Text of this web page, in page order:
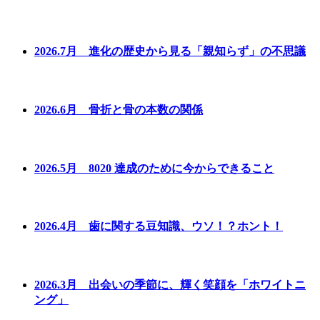
2026.7月 進化の歴史から見る「親知らず」の不思議
2026.6月 骨折と骨の本数の関係
2026.5月 8020 達成のために今からできること
2026.4月 歯に関する豆知識、ウソ！？ホント！
2026.3月 出会いの季節に、輝く笑顔を「ホワイトニ
ング」